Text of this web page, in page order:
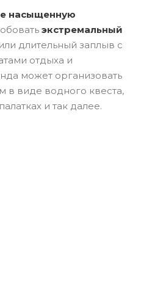
насыщенную
экстремальный
длительный заплыв с
отдыха и
может организовать
в виде водного квеста,
и так далее.